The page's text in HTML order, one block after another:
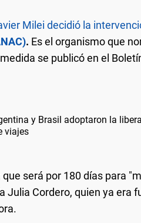
Milei decidió la
. Es el organismo que
se publicó en el
y Brasil adoptaron la
viajes
será por 180 días para
Julia Cordero, quien ya era